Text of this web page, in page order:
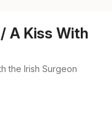
A Kiss With
the Irish Surgeon